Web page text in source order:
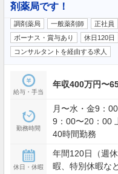
剤薬局です！
調剤薬局 一般薬剤師 正社員
ボーナス・賞与あり
休日120日
コンサルタントを経由する求人
給与・手当
年収400万円〜
勤務時間
月〜水・金9：
9：00〜20：00 上記営業時間のうち、シフト制 ※週
40時間勤務
休日・休暇
年間120日（週
暇、特別休暇な